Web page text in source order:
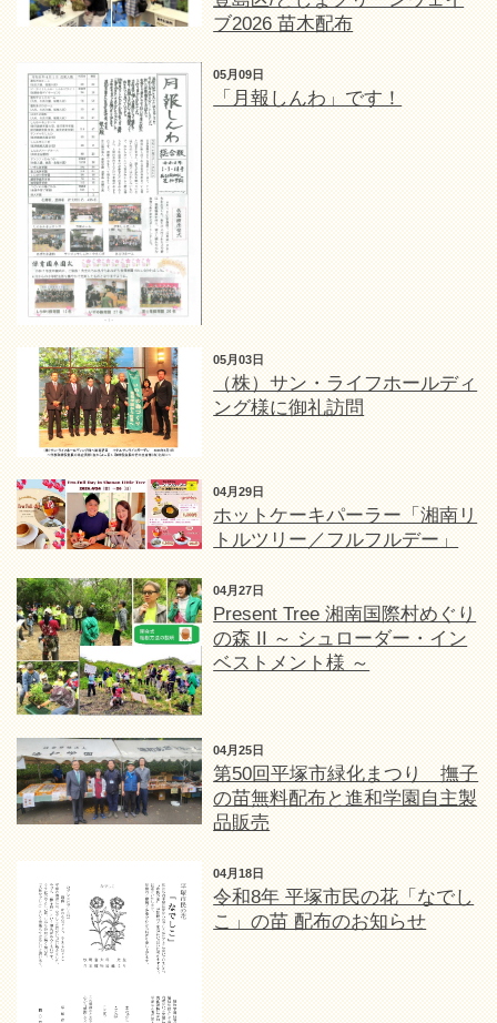
ブ2026 苗木配布
05月09日
「月報しんわ」です！
05月03日
（株）サン・ライフホールディ
ング様に御礼訪問
04月29日
ホットケーキパーラー「湘南リ
トルツリー／フルフルデー」
04月27日
Present Tree 湘南国際村めぐり
の森 II ～ シュローダー・イン
ベストメント様 ～
04月25日
第50回平塚市緑化まつり 撫子
の苗無料配布と進和学園自主製
品販売
04月18日
令和8年 平塚市民の花「なでし
こ」の苗 配布のお知らせ